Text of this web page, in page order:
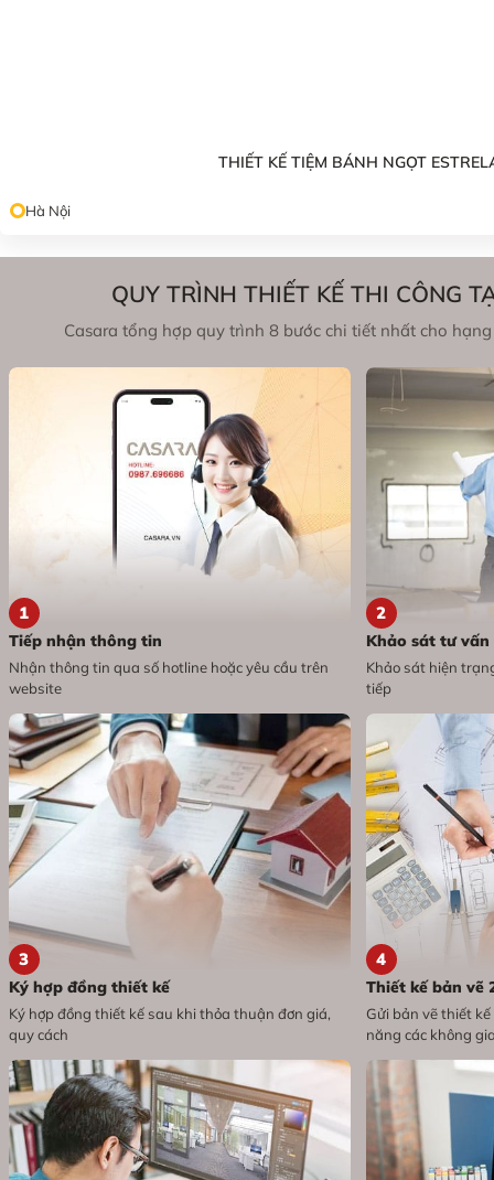
THIẾT KẾ TIỆM BÁNH NGỌT
Hà Nội
QUY TRÌNH THIẾT KẾ THI CÔNG
Casara tổng hợp quy trình 8 bước chi tiết nhất cho
1
Tiếp nhận thông tin
Nhận thông tin qua số hotline hoặc yêu cầu trên
website
2
Khảo sát tư vấn
Khảo sát hiện
tiếp
3
Ký hợp đồng thiết kế
Ký hợp đồng thiết kế sau khi thỏa thuận đơn giá,
quy cách
4
Thiết kế bản vẽ
Gửi bản vẽ thiết
năng các không